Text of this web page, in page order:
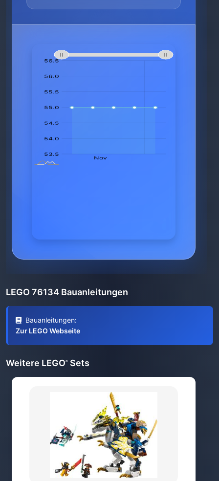
LEGO 76134 Bauanleitungen
Bauanleitungen:
Zur LEGO Webseite
Weitere LEGO® Sets